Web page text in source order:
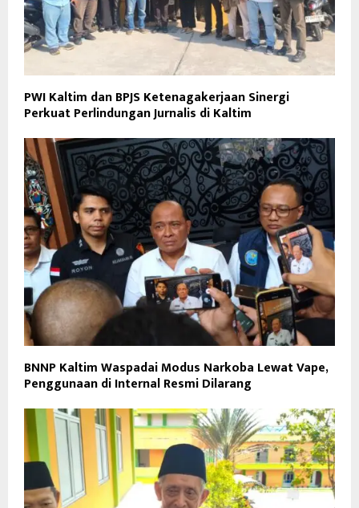
PWI Kaltim dan BPJS Ketenagakerjaan Sinergi
Perkuat Perlindungan Jurnalis di Kaltim
BNNP Kaltim Waspadai Modus Narkoba Lewat Vape,
Penggunaan di Internal Resmi Dilarang